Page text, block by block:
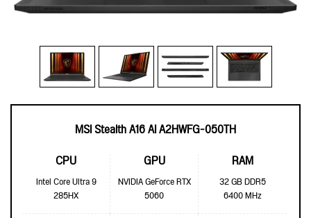
MSI Stealth A16 AI A2HWFG-050TH
CPU
Intel Core Ultra 9
285HX
GPU
NVIDIA GeForce RTX
5060
RAM
32 GB DDR5
6400 MHz